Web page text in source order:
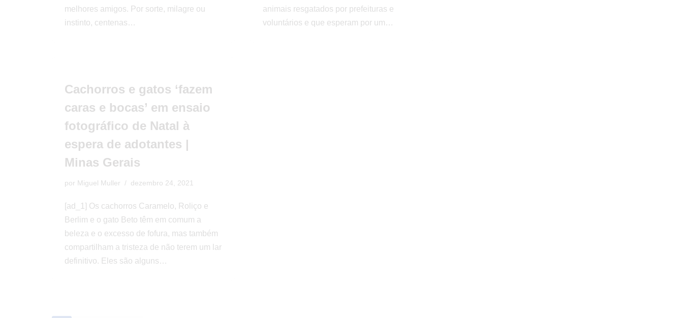
melhores amigos. Por sorte, milagre ou
instinto, centenas…
animais resgatados por prefeituras e
voluntários e que esperam por um…
Cachorros e gatos ‘fazem
caras e bocas’ em ensaio
fotográfico de Natal à
espera de adotantes |
Minas Gerais
por Miguel Muller dezembro 24, 2021
[ad_1] Os cachorros Caramelo, Roliço e
Berlim e o gato Beto têm em comum a
beleza e o excesso de fofura, mas também
compartilham a tristeza de não terem um lar
definitivo. Eles são alguns…